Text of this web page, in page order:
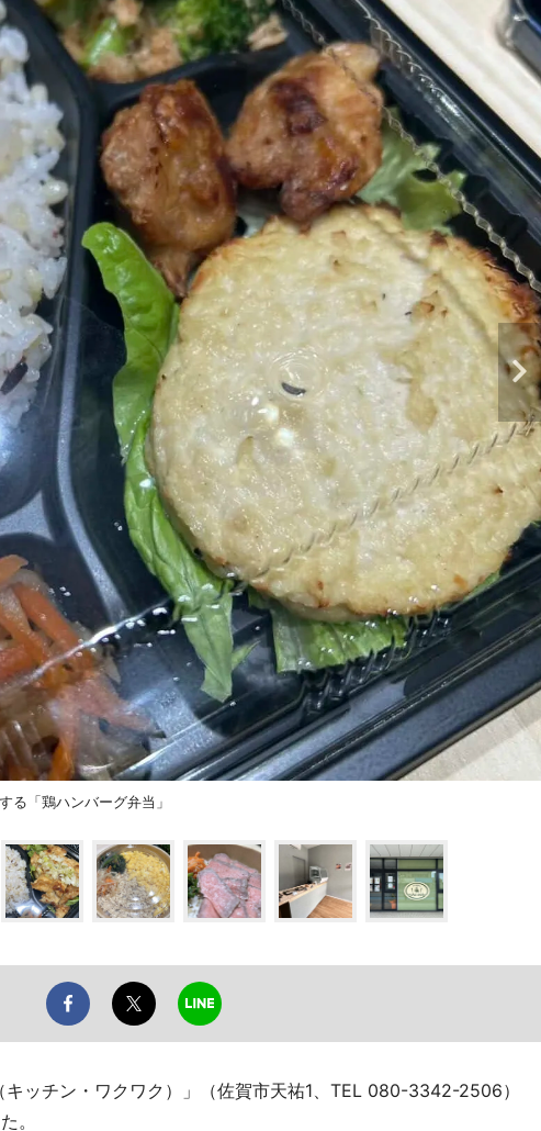
「鶏ハンバーグ弁当」
ッチン・ワクワク）」（佐賀市天祐1、TEL 080-3342-2506）
。